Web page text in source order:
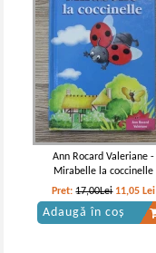
Ann Rocard Valeriane -
Mirabelle la coccinelle
Pret:17,00Lei 11,05 Lei
Adaugă în coș